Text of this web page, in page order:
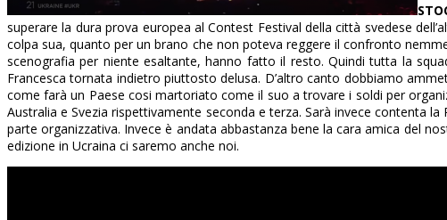
superare la dura prova europea al Contest Festival della città svedese
colpa sua, quanto per un brano che non poteva reggere il confronto
scenografia per niente esaltante, hanno fatto il resto. Quindi tutta la
Francesca tornata indietro piuttosto delusa. D’altro canto dobbiamo
come farà un Paese cosi martoriato come il suo a trovare i soldi per
Australia e Svezia rispettivamente seconda e terza. Sarà invece contenta
parte organizzativa. Invece è andata abbastanza bene la cara amica del
edizione in Ucraina ci saremo anche noi.